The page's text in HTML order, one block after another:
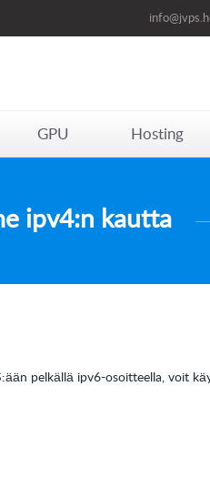
GPU Hosting
ipv4:n kautta
pelkällä ipv6-osoitteella, voit